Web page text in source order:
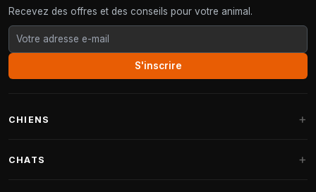
Recevez des offres et des conseils pour votre animal.
S'inscrire
CHIENS
CHATS